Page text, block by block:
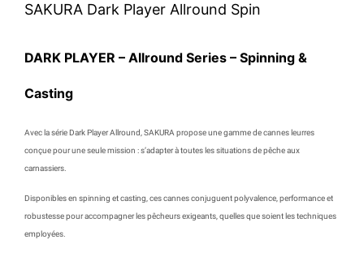
SAKURA Dark Player Allround Spin
DARK PLAYER – Allround Series – Spinning &
Casting
Avec la série Dark Player Allround, SAKURApropose une gamme de cannes leurres
conçue pour une seule mission :s’adapter à toutes les situations de pêche aux
carnassiers.
Disponibles en spinning et casting, ces cannes conjuguent polyvalence, performance et
robustesse pour accompagner les pêcheurs exigeants, quelles que soient les techniques
employées.